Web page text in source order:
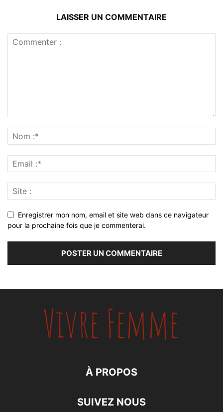
LAISSER UN COMMENTAIRE
Enregistrer mon nom, email et site web dans ce navigateur
pour la prochaine fois que je commenterai.
À PROPOS
SUIVEZ NOUS